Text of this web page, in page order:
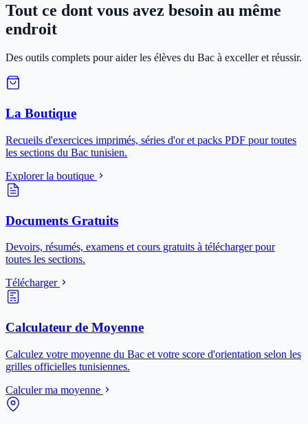
Tout ce dont vous avez besoin au même
endroit
Des outils complets pour aider les élèves du Bac à exceller et réussir.
La Boutique
Recueils d'exercices imprimés, séries d'or et packs PDF pour toutes
les sections du Bac tunisien.
Explorer la boutique
Documents Gratuits
Devoirs, résumés, examens et cours gratuits à télécharger pour
toutes les sections.
Télécharger
Calculateur de Moyenne
Calculez votre moyenne du Bac et votre score d'orientation selon les
grilles officielles tunisiennes.
Calculer ma moyenne